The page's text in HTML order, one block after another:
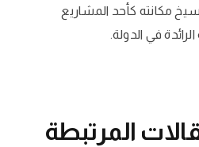
مكانته كأحد المشاريع
في الدولة.
المرتبطة